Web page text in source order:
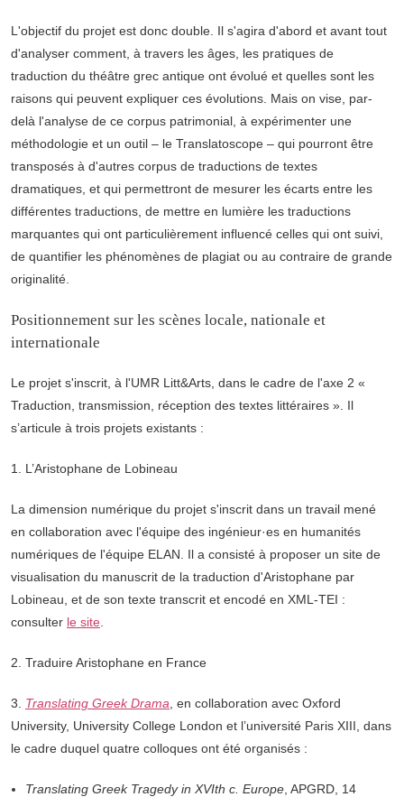
L'objectif du projet est donc double. Il s'agira d'abord et avant tout
d'analyser comment, à travers les âges, les pratiques de
traduction du théâtre grec antique ont évolué et quelles sont les
raisons qui peuvent expliquer ces évolutions. Mais on vise, par-
delà l'analyse de ce corpus patrimonial, à expérimenter une
méthodologie et un outil – le Translatoscope – qui pourront être
transposés à d'autres corpus de traductions de textes
dramatiques, et qui permettront de mesurer les écarts entre les
différentes traductions, de mettre en lumière les traductions
marquantes qui ont particulièrement influencé celles qui ont suivi,
de quantifier les phénomènes de plagiat ou au contraire de grande
originalité.
Positionnement sur les scènes locale, nationale et
internationale
Le projet s'inscrit, à l'UMR Litt&Arts, dans le cadre de l'axe 2 «
Traduction, transmission, réception des textes littéraires ». Il
s’articule à trois projets existants :
1. L’Aristophane de Lobineau
La dimension numérique du projet s'inscrit dans un travail mené
en collaboration avec l'équipe des ingénieur·es en humanités
numériques de l'équipe ELAN. Il a consisté à proposer un site de
visualisation du manuscrit de la traduction d'Aristophane par
Lobineau, et de son texte transcrit et encodé en XML-TEI :
consulter le site
2. Traduire Aristophane en France
3. Translating Greek Drama , en collaboration avec Oxford
University, University College London et l’université Paris XIII, dans
le cadre duquel quatre colloques ont été organisés :
Translating Greek Tragedy in XVIth c. Europe , APGRD, 14